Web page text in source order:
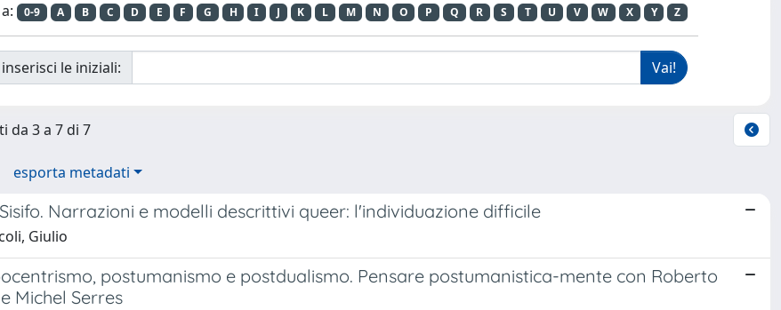
0-9 A B C D E F G H I J K L M N O P Q R S T U V W X Y Z
le iniziali:
da 3 a 7 di 7
esporta metadati
Narrazioni e modelli descrittivi queer: l'individuazione difficile
Giulio
postumanismo e postdualismo. Pensare postumanistica-mente con Roberto
Michel Serres